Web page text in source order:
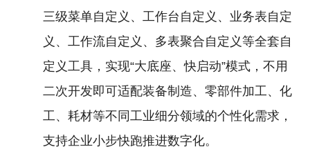
三级菜单自定义、工作台自定义、业务表自定
义、工作流自定义、多表聚合自定义等全套自
定义工具，实现“大底座、快启动”模式，不用
二次开发即可适配装备制造、零部件加工、化
工、耗材等不同工业细分领域的个性化需求，
支持企业小步快跑推进数字化。